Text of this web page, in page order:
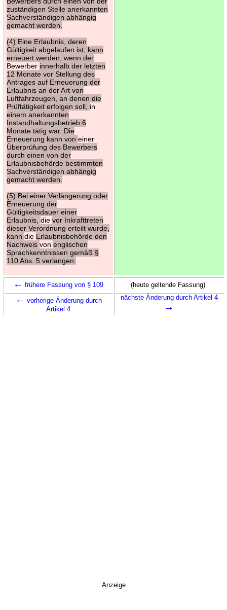
zuständigen Stelle anerkannten
Sachverständigen abhängig
gemacht werden.
(4) Eine Erlaubnis, deren
Gültigkeit abgelaufen ist, kann
erneuert werden, wenn der
Bewerber innerhalb der letzten
12 Monate vor Stellung des
Antrages auf Erneuerung der
Erlaubnis an der Art von
Luftfahrzeugen, an denen die
Prüftätigkeit erfolgen soll, in
einem anerkannten
Instandhaltungsbetrieb 6
Monate tätig war. Die
Erneuerung kann von einer
Überprüfung des Bewerbers
durch einen von der
Erlaubnisbehörde bestimmten
Sachverständigen abhängig
gemacht werden.
(5) Bei einer Verlängerung oder
Erneuerung der
Gültigkeitsdauer einer
Erlaubnis, die vor Inkrafttreten
dieser Verordnung erteilt wurde,
kann die Erlaubnisbehörde den
Nachweis von englischen
Sprachkenntnissen gemäß §
110 Abs. 5 verlangen.
← frühere Fassung von § 109 (heute geltende Fassung)
← vorherige Änderung durch
Artikel 4
nächste Änderung durch Artikel 4
→
Anzeige